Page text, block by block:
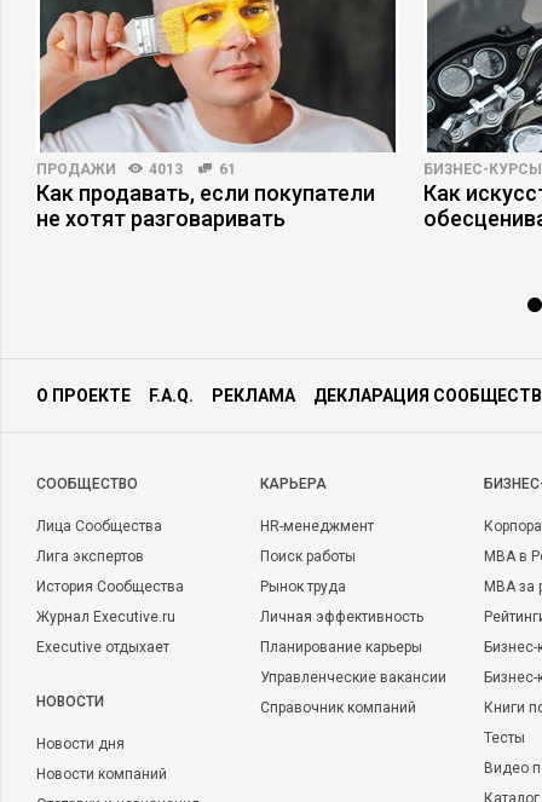
ПРОДАЖИ 4013 61
Как продавать, если покупатели
не хотят разговаривать
БИЗНЕС-КУРСЫ
Как
О ПРОЕКТЕ F.A.Q. РЕКЛАМА ДЕКЛАРАЦИЯ
CООБЩЕСТВО
Лица Сообщества
Лига экспертов
История Сообщества
Журнал Executive.ru
Executive отдыхает
НОВОСТИ
Новости дня
Новости компаний
КАРЬЕРА
HR-менеджмент
Поиск работы
Рынок труда
Личная эффективность
Планирование карьеры
Управленческие вакансии
Справочник компаний
MBA в
MBA
Бизнес-
Книги
Тесты
Видео